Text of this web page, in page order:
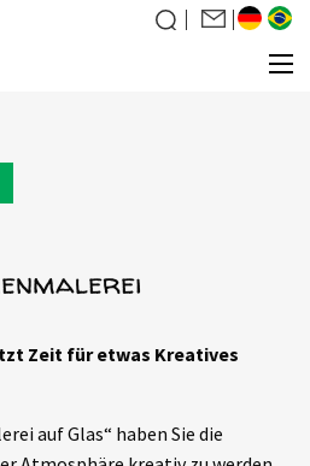
Zeit für etwas Kreatives
auf Glas“ haben Sie die